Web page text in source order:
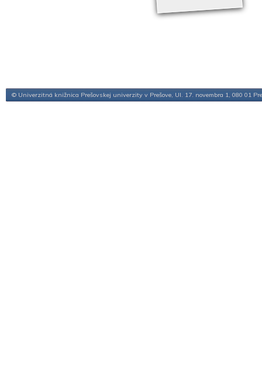
© Univerzitná knižnica Prešovskej univerzity v Prešove, Ul. 17. novembra 1, 080 01